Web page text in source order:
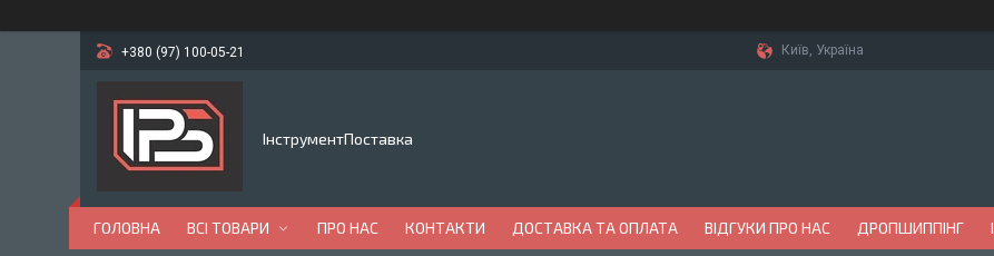
+380 (97) 100-05-21 Київ, Україна
ІнструментПоставка
ГОЛОВНА ВСІ ТОВАРИ ПРО НАС КОНТАКТИ ДОСТАВКА ТА ОПЛАТА ВІДГУКИ ПРО НАС ДРОПШИППІНГ